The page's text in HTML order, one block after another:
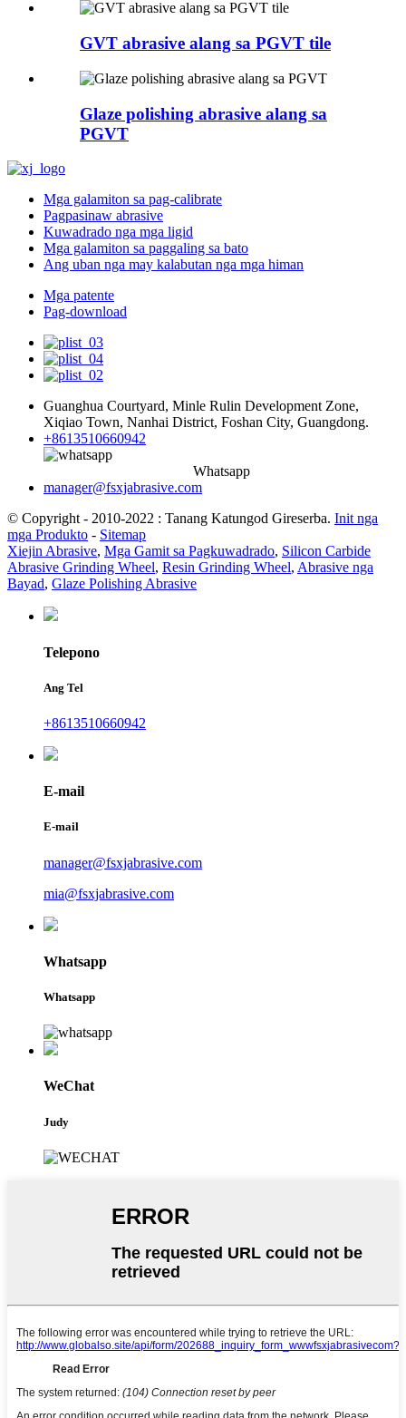
GVT abrasive alang sa PGVT tile
Glaze polishing abrasive alang sa
PGVT
Mga galamiton sa pag-calibrate
Pagpasinaw abrasive
Kuwadrado nga mga ligid
Mga galamiton sa paggaling sa bato
Ang uban nga may kalabutan nga mga himan
Mga patente
Pag-download
Guanghua Courtyard, Minle Rulin Development Zone,
Xiqiao Town, Nanhai District, Foshan City, Guangdong.
+8613510660942
Whatsapp
manager@fsxjabrasive.com
© Copyright - 2010-2022 : Tanang Katungod Gireserba. Init nga
mga Produkto - Sitemap
Xiejin Abrasive, Mga Gamit sa Pagkuwadrado, Silicon Carbide
Abrasive Grinding Wheel, Resin Grinding Wheel, Abrasive nga
Bayad, Glaze Polishing Abrasive
Telepono
Ang Tel
+8613510660942
E-mail
E-mail
manager@fsxjabrasive.com
mia@fsxjabrasive.com
Whatsapp
Whatsapp
WeChat
Judy